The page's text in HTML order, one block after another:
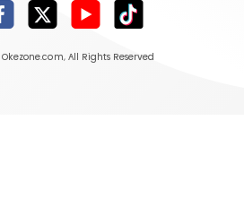
Okezone.com, All Rights Reserved